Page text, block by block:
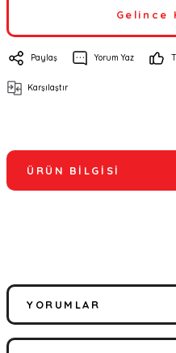
Gelince
Paylaş Yorum Yaz
Karşılaştır
ÜRÜN BILGISI
YORUMLAR